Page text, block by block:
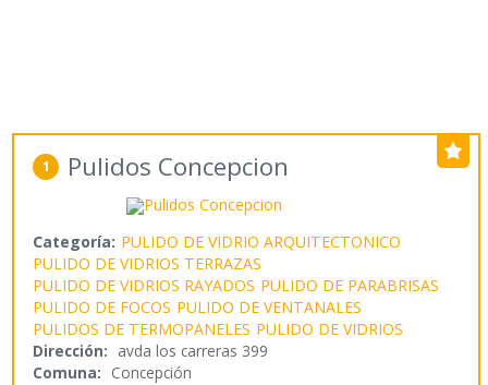
1 Pulidos Concepcion
Categoría: PULIDO DE VIDRIO ARQUITECTONICO
PULIDO DE VIDRIOS TERRAZAS
PULIDO DE VIDRIOS RAYADOS PULIDO DE PARABRISAS
PULIDO DE FOCOS PULIDO DE VENTANALES
PULIDOS DE TERMOPANELES PULIDO DE VIDRIOS
Dirección: avda los carreras 399
Comuna: Concepción